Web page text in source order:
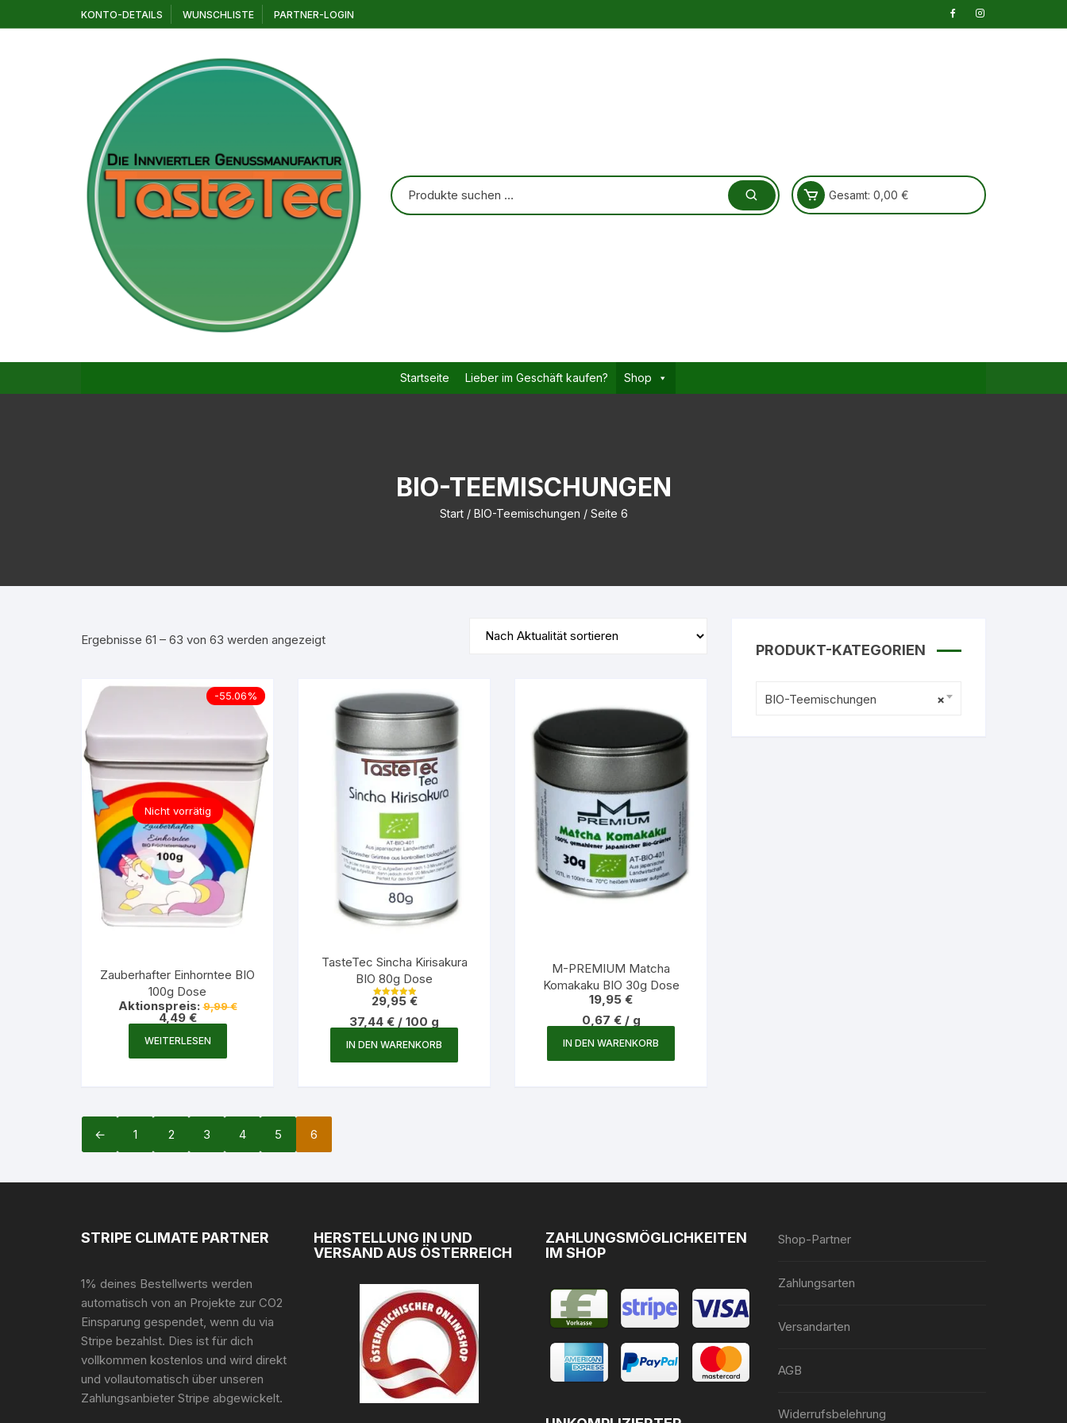
Inhalt
KONTO-DETAILS WUNSCHLISTE PARTNER-LOGIN
Gesamt: 0,00 €
Startseite Lieber im Geschäft kaufen? Shop
BIO-TEEMISCHUNGEN
Start/ BIO-Teemischungen / Seite 6
Ergebnisse 61 – 63 von 63 werden angezeigtNach
Nicht vorrätig
-55.06%
Zauberhafter Einhorntee BIO
100g Dose
Aktionspreis: 9,99€Ursprünglicher
4,49 €Aktueller
ist:
WEITERLESEN
TasteTec Sincha Kirisakura
BIO 80g Dose
Bewertet mit
von 5
29,95 €
37,44 € / 100 g
IN DEN WARENKORB
M-PREMIUM Matcha
Komakaku BIO 30g Dose
19,95 €
0,67 €/ g
IN DEN WARENKORB
← 1 2 3 4 5 6
PRODUKT-KATEGORIEN
×
BIO-Teemischungen
STRIPE CLIMATE PARTNER
1% deines Bestellwerts werden
automatisch von an Projekte zur CO2
Einsparung gespendet, wenn du via
Stripe bezahlst. Dies ist für dich
vollkommen kostenlos und wird direkt
und vollautomatisch über unseren
Zahlungsanbieter Stripe abgewickelt.
HERSTELLUNG IN UND
VERSAND AUS ÖSTERREICH
ZAHLUNGSMÖGLICHKEITEN
IM SHOP
Shop-Partner
Zahlungsarten
Versandarten
AGB
Widerrufsbelehrung